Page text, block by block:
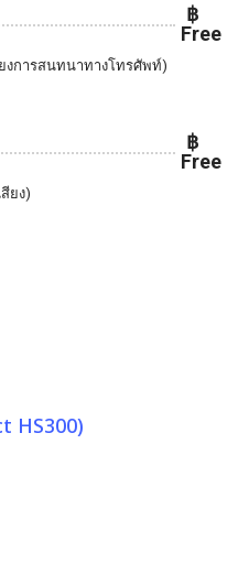
฿
Free
งการสนทนาทางโทรศัพท์)
฿
Free
ยง)
HS300)